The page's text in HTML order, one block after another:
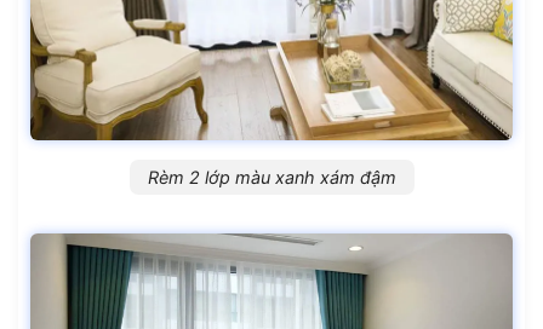
Rèm 2 lớp màu xanh xám đậm